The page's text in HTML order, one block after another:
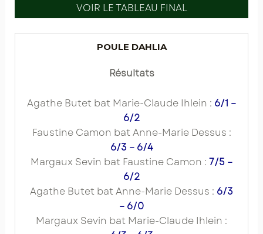
VOIR LE TABLEAU FINAL
POULE DAHLIA
Résultats
Agathe Butet bat Marie-Claude Ihlein : 6/1 –
6/2
Faustine Camon bat Anne-Marie Dessus :
6/3 – 6/4
Margaux Sevin bat Faustine Camon : 7/5 –
6/2
Agathe Butet bat Anne-Marie Dessus : 6/3
– 6/0
Margaux Sevin bat Marie-Claude Ihlein :